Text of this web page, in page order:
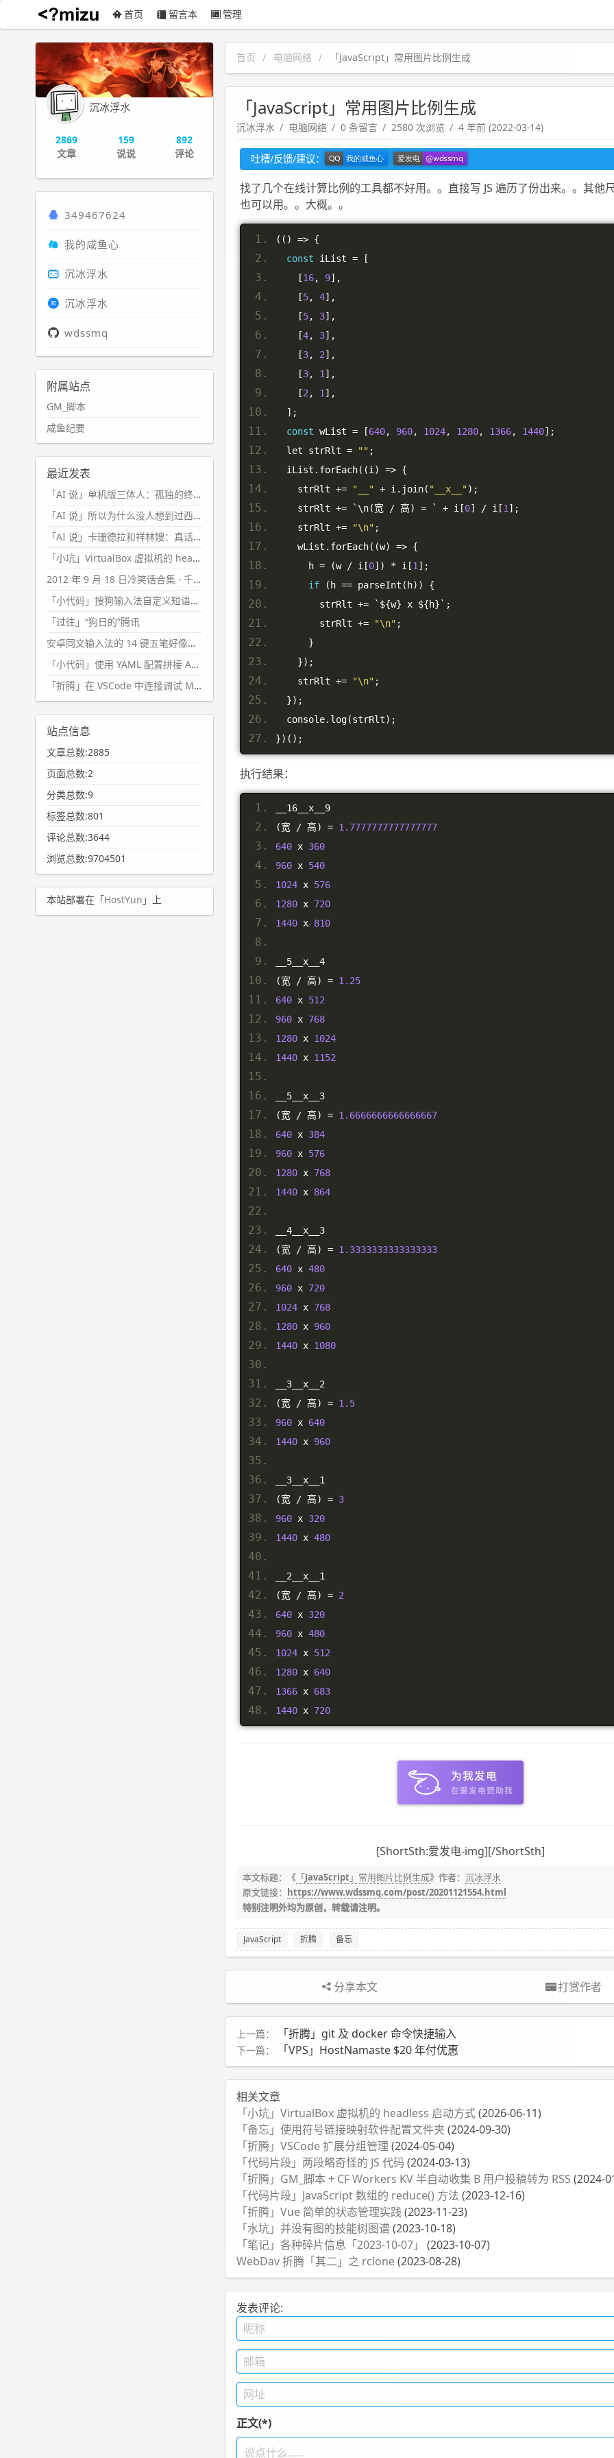
沉冰浮水 首页 留言本 管理
首页 电脑网络 「JavaScript」常用图片比例生成
「JavaScript」常用图片比例生成
沉冰浮水 电脑网络 0 条留言 2580 次浏览 4 年前 (2022-03-14)
吐槽/反馈/建议：
找了几个在线计算比例的工具都不好用。。直接写 JS 遍历了份出来。。其他
也可以用。。大概。。
(() => {
const iList =
[
[16, 9],
[5, 4],
[5, 3],
[4, 3],
[3, 2],
[3, 1 ],
[2 , 1 ],
];
const wList = [640, 960, 1024, 1280, 1366, 1440];
  let strRlt
= "" ;
  iList
. forEach((i ) => {
    strRlt
+= "__" + i . join( "__x__");
    strRlt
+= ` \n(宽 / 高) = ` + i [0] / i [1 ];
    strRlt
+= "\n" ;
    wList
. forEach((w) => {
      h
= (w / i [0]) * i [1 ];
if
( h == parseInt ( h))
{
        strRlt
+= ` ${w} x ${h}`;
        strRlt
+= "\n" ;
}
});
    strRlt
+= "\n" ;
});
  console
. log(strRlt);
})();
执行结果：
__16__x__9
(宽 / 高) = 1.7777777777777777
640 x 360
960 x 540
1024 x 576
1280 x 720
1440 x 810
__5__x__4
(宽 / 高) = 1.25
640 x 512
960 x 768
1280 x 1024
1440 x 1152
__5__x__3
(宽 / 高) = 1.6666666666666667
640 x 384
960 x 576
1280 x 768
1440 x 864
__4__x__3
(宽 / 高) = 1.3333333333333333
640 x 480
960 x 720
1024 x 768
1280 x 960
1440 x 1080
__3__x__2
(宽 / 高) = 1.5
960 x 640
1440 x 960
__3__x__1
(宽 / 高) = 3
960 x 320
1440 x 480
__2__x__1
(宽 / 高) = 2
640 x 320
960 x 480
1024 x 512
1280 x 640
1366 x 683
1440 x 720
[ShortSth:爱发电-img][/ShortSth]
本文标题：《「JavaScript」常用图片比例生成》作者： 沉冰浮水
原文链接： https://www.wdssmq.com/post/20201121554.html
特别注明外均为原创，转载请注明。
JavaScript 折腾 备忘
分享本文 打赏作者
上一篇： 「折腾」git 及 docker 命令快捷输入
下一篇： 「VPS」HostNamaste $20 年付优惠
相关文章
「小坑」VirtualBox 虚拟机的 headless 启动方式(2026-06-11)
「备忘」使用符号链接映射软件配置文件夹 (2024-09-30)
「折腾」VSCode 扩展分组管理 (2024-05-04)
「代码片段」两段略奇怪的 JS 代码 (2024-03-13)
「折腾」GM_脚本 + CF Workers KV 半自动收集 B 用户投稿转为 RSS (2024-
「代码片段」JavaScript 数组的 reduce() 方法 (2023-12-16)
「折腾」Vue 简单的状态管理实践(2023-11-23)
「水坑」并没有图的技能树图谱(2023-10-18)
「笔记」各种碎片信息「2023-10-07」
(2023-10-07)
WebDav 折腾「其二」之 rclone(2023-08-28)
发表评论:
正文(*)
沉冰浮水
2869
文章
159
说说
892
评论
349467624
我的咸鱼心
沉冰浮水
沉冰浮水
wdssmq
附属站点
GM_脚本
咸鱼纪要
最近发表
「AI 说」单机版三体人：孤独的终极形态
「AI 说」所以为什么没人想到过西西弗斯的膝盖状态？
「AI 说」卡珊德拉和祥林嫂：真话者的悲剧
「小坑」VirtualBox 虚拟机的 headless 启动方式
2012 年 9 月 18 日冷笑话合集 - 千万别惹女人
「小代码」搜狗输入法自定义短语分片管理「Python」
「过往」“狗日的”腾讯
安卓同文输入法的 14 键五笔好像终于能用了?
「小代码」使用 YAML 配置拼接 AI 提示词，随机及条件语句
「折腾」在 VSCode 中连接调试 Microsoft Edge
站点信息
文章总数:2885
页面总数:2
分类总数:9
标签总数:801
评论总数:3644
浏览总数:9704501
本站部署在「HostYun 」上